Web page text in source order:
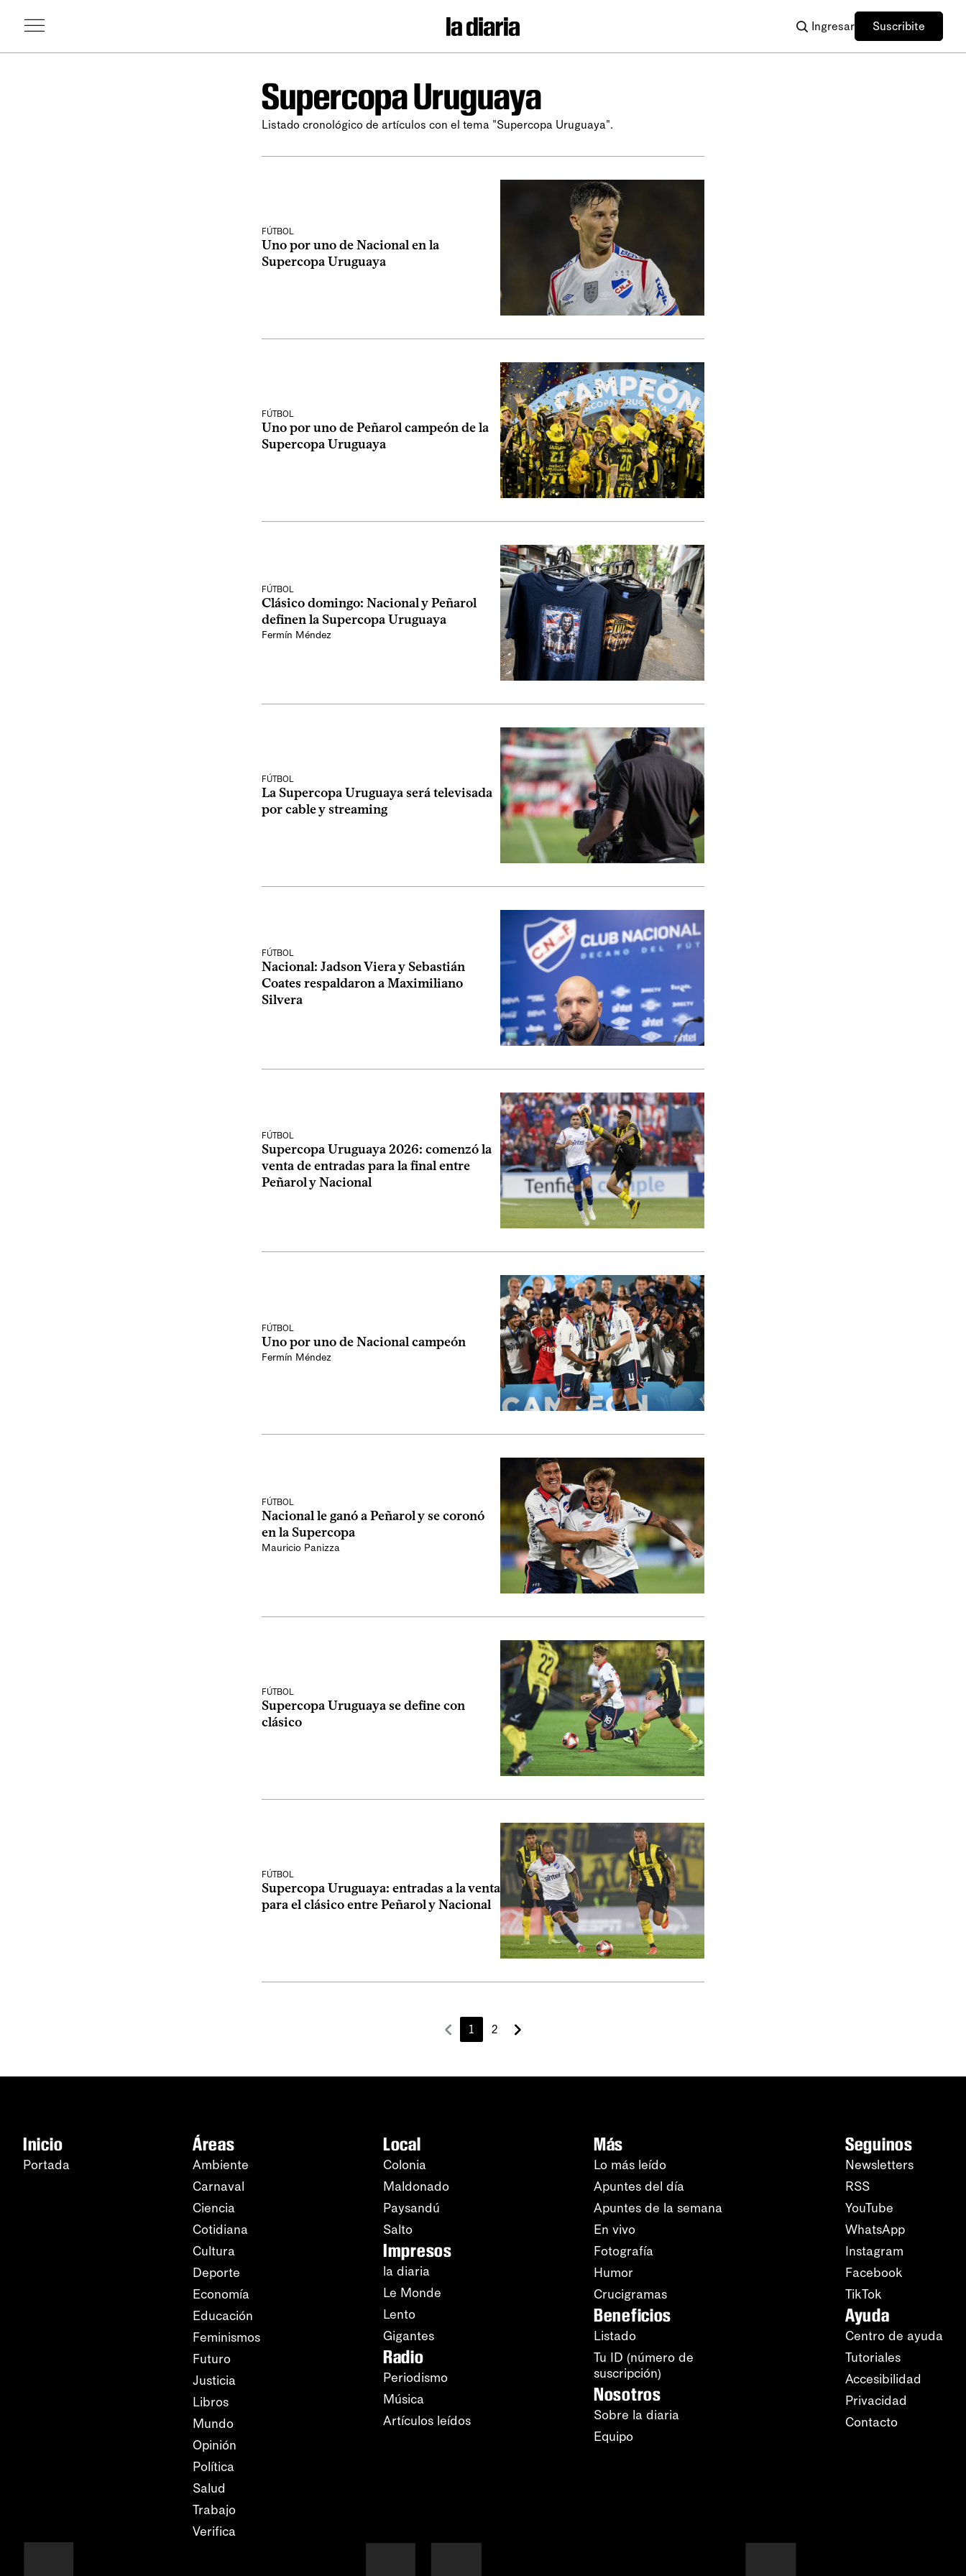
Ingresar Suscribite
Supercopa Uruguaya
Listado cronológico de artículos con el tema "Supercopa Uruguaya".
FÚTBOL
Uno por uno de Nacional en la
Supercopa Uruguaya
FÚTBOL
Uno por uno de Peñarol campeón de la
Supercopa Uruguaya
FÚTBOL
Clásico domingo: Nacional y Peñarol
definen la Supercopa Uruguaya
Fermín Méndez
FÚTBOL
La Supercopa Uruguaya será televisada
por cable y streaming
FÚTBOL
Nacional: Jadson Viera y Sebastián
Coates respaldaron a Maximiliano
Silvera
FÚTBOL
Supercopa Uruguaya 2026: comenzó la
venta de entradas para la final entre
Peñarol y Nacional
FÚTBOL
Uno por uno de Nacional campeón
Fermín Méndez
FÚTBOL
Nacional le ganó a Peñarol y se coronó
en la Supercopa
Mauricio Panizza
FÚTBOL
Supercopa Uruguaya se define con
clásico
FÚTBOL
Supercopa Uruguaya: entradas a la venta
para el clásico entre Peñarol y Nacional
1 2
Inicio
Portada
Áreas
Ambiente
Carnaval
Ciencia
Cotidiana
Cultura
Deporte
Economía
Educación
Feminismos
Futuro
Justicia
Libros
Mundo
Opinión
Política
Salud
Trabajo
Verifica
Local
Colonia
Maldonado
Paysandú
Salto
Impresos
la diaria
Le Monde
Lento
Gigantes
Radio
Periodismo
Música
Artículos leídos
Más
Lo más leído
Apuntes del día
Apuntes de la semana
En vivo
Fotografía
Humor
Crucigramas
Beneficios
Listado
Tu ID (número de
suscripción)
Nosotros
Sobre la diaria
Equipo
Seguinos
Newsletters
RSS
YouTube
WhatsApp
Instagram
Facebook
TikTok
Ayuda
Centro de ayuda
Tutoriales
Accesibilidad
Privacidad
Contacto